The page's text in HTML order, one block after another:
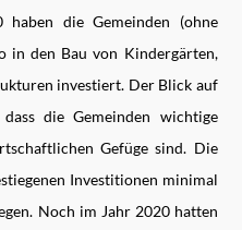
haben die Gemeinden (ohne
in den Bau von Kindergärten,
investiert. Der Blick auf
die Gemeinden wichtige
Gefüge sind. Die
Investitionen minimal
Noch im Jahr 2020 hatten